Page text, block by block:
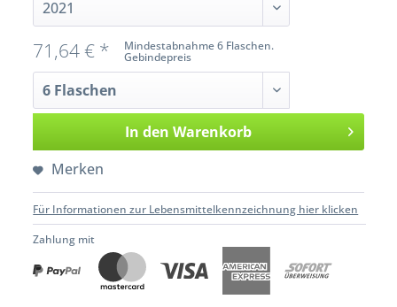
Mindestabnahme 6 Flaschen.
Gebindepreis
71,64 € *
In den Warenkorb
Merken
Für Informationen zur Lebensmittelkennzeichnung hier klicken
Zahlung mit